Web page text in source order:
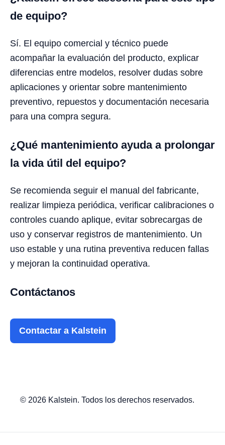
de equipo?
Sí. El equipo comercial y técnico puede
acompañar la evaluación del producto, explicar
diferencias entre modelos, resolver dudas sobre
aplicaciones y orientar sobre mantenimiento
preventivo, repuestos y documentación necesaria
para una compra segura.
¿Qué mantenimiento ayuda a prolongar
la vida útil del equipo?
Se recomienda seguir el manual del fabricante,
realizar limpieza periódica, verificar calibraciones o
controles cuando aplique, evitar sobrecargas de
uso y conservar registros de mantenimiento. Un
uso estable y una rutina preventiva reducen fallas
y mejoran la continuidad operativa.
Contáctanos
Contactar a Kalstein
© 2026 Kalstein. Todos los derechos reservados.